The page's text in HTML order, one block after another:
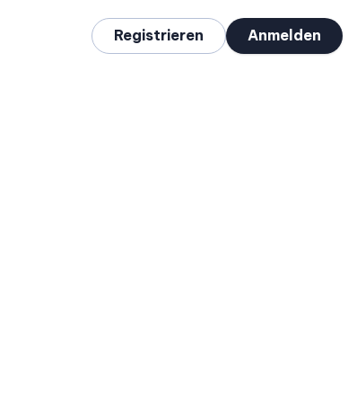
Registrieren Anmelden